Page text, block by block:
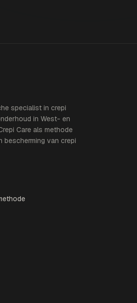
specialist in crepi
in West- en
Care als methode
bescherming van crepi